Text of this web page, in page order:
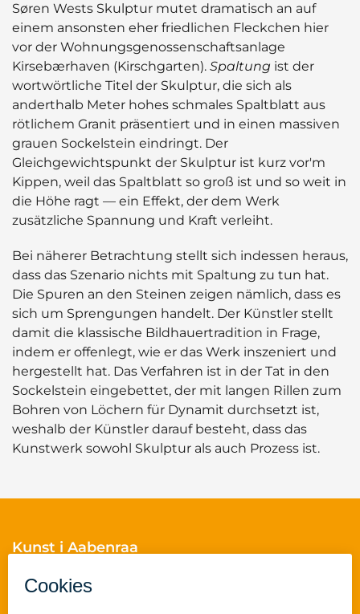
Søren Wests Skulptur mutet dramatisch an auf
einem ansonsten eher friedlichen Fleckchen hier
vor der Wohnungsgenossenschaftsanlage
Kirsebærhaven (Kirschgarten). Spaltung ist der
wortwörtliche Titel der Skulptur, die sich als
anderthalb Meter hohes schmales Spaltblatt aus
rötlichem Granit präsentiert und in einen massiven
grauen Sockelstein eindringt. Der
Gleichgewichtspunkt der Skulptur ist kurz vor'm
Kippen, weil das Spaltblatt so groß ist und so weit in
die Höhe ragt — ein Effekt, der dem Werk
zusätzliche Spannung und Kraft verleiht.
Bei näherer Betrachtung stellt sich indessen heraus,
dass das Szenario nichts mit Spaltung zu tun hat.
Die Spuren an den Steinen zeigen nämlich, dass es
sich um Sprengungen handelt. Der Künstler stellt
damit die klassische Bildhauertradition in Frage,
indem er offenlegt, wie er das Werk inszeniert und
hergestellt hat. Das Verfahren ist in der Tat in den
Sockelstein eingebettet, der mit langen Rillen zum
Bohren von Löchern für Dynamit durchsetzt ist,
weshalb der Künstler darauf besteht, dass das
Kunstwerk sowohl Skulptur als auch Prozess ist.
Kunst i Aabenraa
6200 Aabenraa